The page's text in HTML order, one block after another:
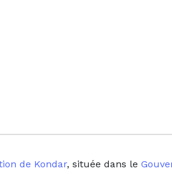
de Kondar, située dans le